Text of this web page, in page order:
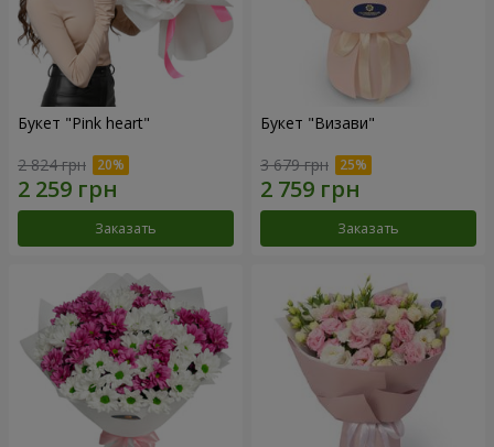
Букет "Pink heart"
2 824 грн
Заказать
Букет "Визави"
3 679 грн
Заказать